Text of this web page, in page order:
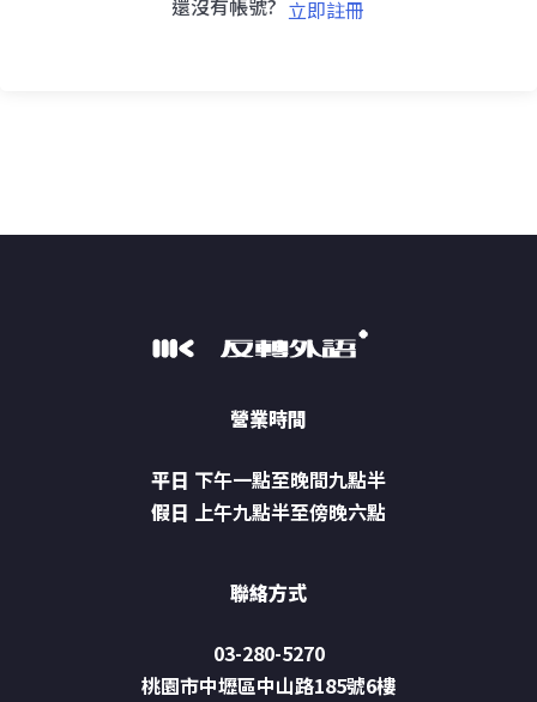
還沒有帳號? 立即註冊
營業時間
平日 下午一點至晚間九點半
假日 上午九點半至傍晚六點
聯絡方式
03-280-5270
桃園市中壢區中山路185號6樓